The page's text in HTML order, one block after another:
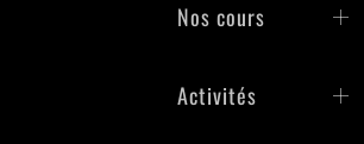
Nos cours
Activités